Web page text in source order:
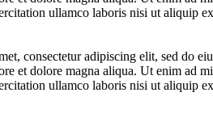
ullamco laboris nisi ut aliquip
consectetur adipiscing elit, sed do
et dolore magna aliqua. Ut enim ad
ullamco laboris nisi ut aliquip